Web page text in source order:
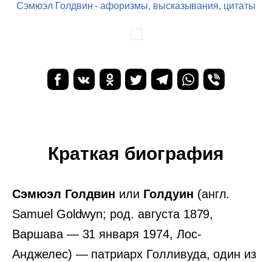
Сэмюэл Голдвин - афоризмы, высказывания, цитаты
Краткая биография
Сэмюэл Голдвин или Голдуин (англ.
Samuel Goldwyn; род. августа 1879,
Варшава — 31 января 1974, Лос-
Анджелес) — патриарх Голливуда, один из